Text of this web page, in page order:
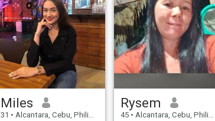
Miles
31 • Alcantara, Cebu, Philippinen
Rysem
45 • Alcantara, Cebu, Philippinen